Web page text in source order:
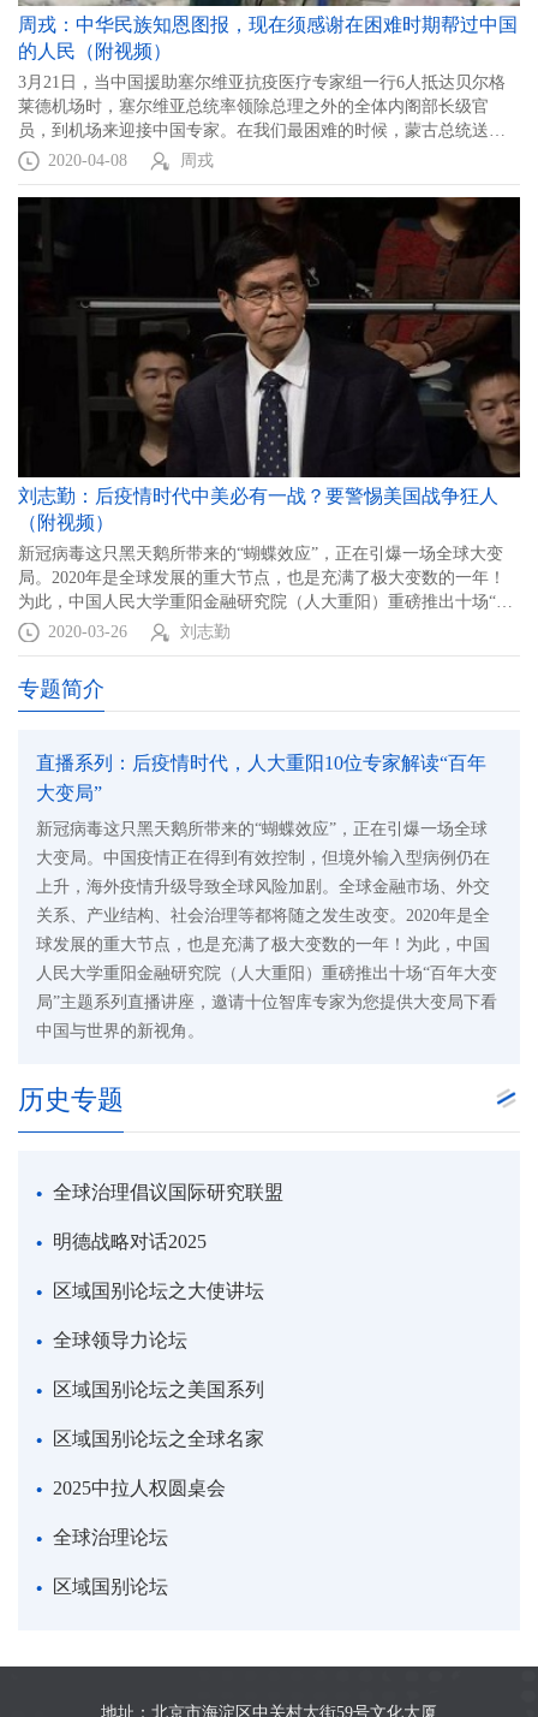
周戎：中华民族知恩图报，现在须感谢在困难时期帮过中国
的人民（附视频）
3月21日，当中国援助塞尔维亚抗疫医疗专家组一行6人抵达贝尔格
莱德机场时，塞尔维亚总统率领除总理之外的全体内阁部长级官
员，到机场来迎接中国专家。在我们最困难的时候，蒙古总统送来
了3万多只羊到中国，表示感谢。缅甸向中国提供了大米，斯里兰卡
中国。我们现在也是在回报他们。
2020-04-08 周戎
刘志勤：后疫情时代中美必有一战？要警惕美国战争狂人
（附视频）
新冠病毒这只黑天鹅所带来的“蝴蝶效应”，正在引爆一场全球大变
局。2020年是全球发展的重大节点，也是充满了极大变数的一年！
为此，中国人民大学重阳金融研究院（人大重阳）重磅推出十场“百
年大变局”主题系列直播讲座。3月20日晚，人大重阳高级研究员刘
2020-03-26 刘志勤
专题简介
直播系列：后疫情时代，人大重阳10位专家解读“百年
大变局”
新冠病毒这只黑天鹅所带来的“蝴蝶效应”，正在引爆一场全球
大变局。中国疫情正在得到有效控制，但境外输入型病例仍在
上升，海外疫情升级导致全球风险加剧。全球金融市场、外交
关系、产业结构、社会治理等都将随之发生改变。2020年是全
球发展的重大节点，也是充满了极大变数的一年！为此，中国
人民大学重阳金融研究院（人大重阳）重磅推出十场“百年大变
局”主题系列直播讲座，邀请十位智库专家为您提供大变局下看
中国与世界的新视角。
历史专题
全球治理倡议国际研究联盟
明德战略对话2025
区域国别论坛之大使讲坛
全球领导力论坛
区域国别论坛之美国系列
区域国别论坛之全球名家
2025中拉人权圆桌会
全球治理论坛
区域国别论坛
地址：北京市海淀区中关村大街59号文化大厦